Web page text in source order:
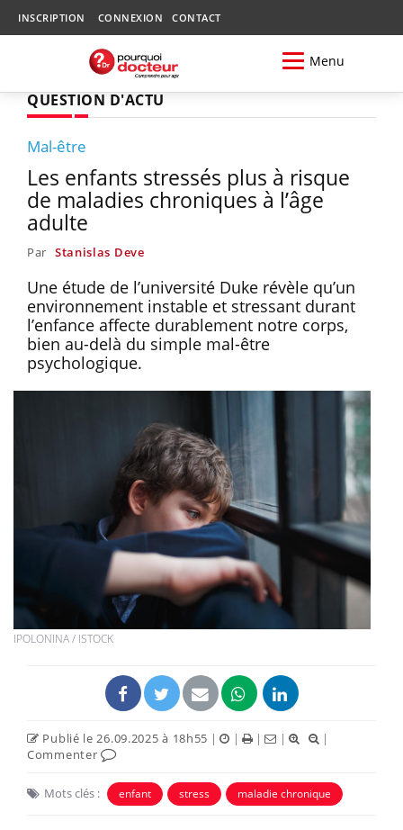
INSCRIPTION CONNEXION CONTACT
Menu
QUESTION D'ACTU
Mal-être
Les enfants stressés plus à risque
de maladies chroniques à l’âge
adulte
Par Stanislas Deve
Une étude de l’université Duke révèle qu’un
environnement instable et stressant durant
l’enfance affecte durablement notre corps,
bien au-delà du simple mal-être
psychologique.
IPOLONINA / ISTOCK
Publié le 26.09.2025 à 18h55 | | | |
|
Commenter
Mots clés : enfant stress maladie chronique